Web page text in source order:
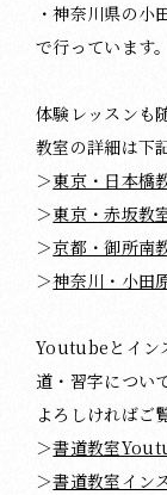
・神奈川県の小
で行っています。
体験レッスンも
教室の詳細は下
＞東京・日本橋
＞東京・赤坂教
＞京都・御所南
＞神奈川・小田
Youtubeとイン
道・習字につい
よろしければご
＞書道教室
＞書道教室イン